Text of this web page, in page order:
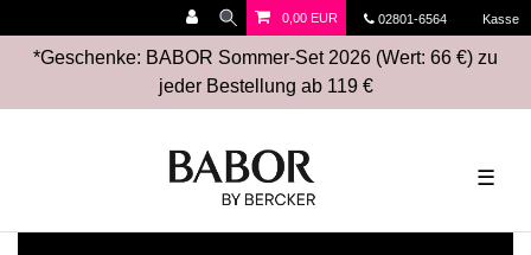
02801-6564 Kasse
0,00 EUR
*Geschenke: BABOR Sommer-Set 2026 (Wert: 66 €) zu
jeder Bestellung ab 119 €
☰